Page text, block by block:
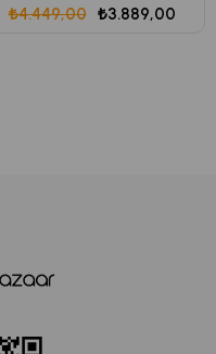
Çay Makinesi CM17 Theora
₺3.889,00
₺4.449,00